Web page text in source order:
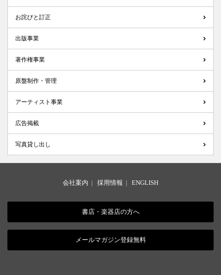
お詫びと訂正
出版事業
著作権事業
原盤制作・管理
アーティスト事業
広告掲載
写真貸し出し
会社案内 | 採用情報 | ENGLISH
書店・楽器店の方へ
メールマガジン登録無料